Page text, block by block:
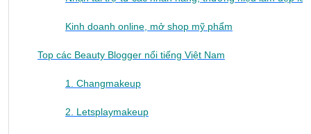
Kinh doanh online, mở shop mỹ phẩm
Top các Beauty Blogger nổi tiếng Việt Nam
1. Changmakeup
2. Letsplaymakeup